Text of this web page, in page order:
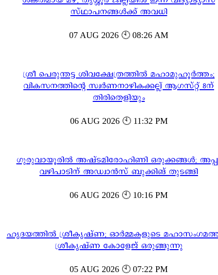
സ്ഥാപനങ്ങൾക്ക് അവധി
07 AUG 2026 🕙 08:26 AM
ശ്രീ പെരുന്തട്ട ശിവക്ഷേത്രത്തിൽ മഹാമുഹൂർത്തം;
വികസനത്തിന്റെ സ്വർണനാഴികക്കല്ല് ആഗസ്റ്റ് 8ന്
തിരിതെളിയും
06 AUG 2026 🕙 11:32 PM
ഗുരുവായൂരിൽ അഷ്ടമിരോഹിണി ഒരുക്കങ്ങൾ;
വഴിപാടിന് അഡ്വാൻസ് ബുക്കിങ് തുടങ്ങി
06 AUG 2026 🕙 10:16 PM
ഹൃദയത്തിൽ ശ്രീകൃഷ്ണ; ഓർമ്മകളുടെ
ശ്രീകൃഷ്ണ കോളേജ് ഒരുങ്ങുന്നു
05 AUG 2026 🕙 07:22 PM